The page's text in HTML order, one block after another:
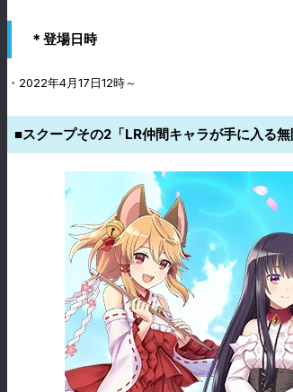
＊登場日時
・2022年4月17日12時～
■スクープその2「LR仲間キャラが手に入る無